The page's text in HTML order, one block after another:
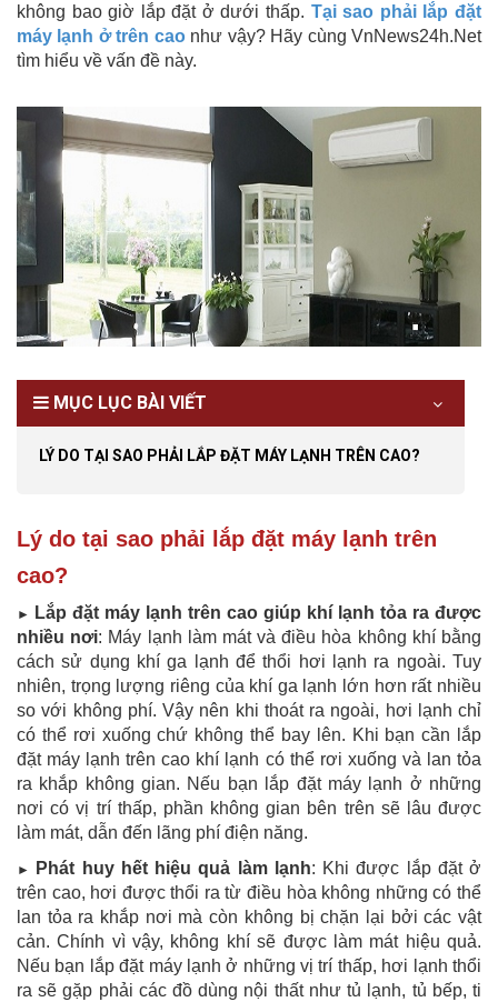
không bao giờ lắp đặt ở dưới thấp. Tại sao phải lắp đặt
máy lạnh ở trên caonhư vậy? Hãy cùng VnNews24h.Net
tìm hiểu về vấn đề này.
MỤC LỤC BÀI VIẾT
LÝ DO TẠI SAO PHẢI LẮP ĐẶT MÁY LẠNH TRÊN CAO?
Lý do tại sao phải lắp đặt máy lạnh trên
cao?
►
Lắp đặt máy lạnh trên cao giúp khí lạnh tỏa ra được
nhiều nơi: Máy lạnh làm mát và điều hòa không khí bằng
cách sử dụng khí ga lạnh để thổi hơi lạnh ra ngoài. Tuy
nhiên, trọng lượng riêng của khí ga lạnh lớn hơn rất nhiều
so với không phí. Vậy nên khi thoát ra ngoài, hơi lạnh chỉ
có thể rơi xuống chứ không thể bay lên. Khi bạn cần lắp
đặt máy lạnh trên cao khí lạnh có thể rơi xuống và lan tỏa
ra khắp không gian. Nếu bạn lắp đặt máy lạnh ở những
nơi có vị trí thấp, phần không gian bên trên sẽ lâu được
làm mát, dẫn đến lãng phí điện năng.
► Phát huy hết hiệu quả làm lạnh: Khi được lắp đặt ở
trên cao, hơi được thổi ra từ điều hòa không những có thể
lan tỏa ra khắp nơi mà còn không bị chặn lại bởi các vật
cản. Chính vì vậy, không khí sẽ được làm mát hiệu quả.
Nếu bạn lắp đặt máy lạnh ở những vị trí thấp, hơi lạnh thổi
ra sẽ gặp phải các đồ dùng nội thất như tủ lạnh, tủ bếp, ti